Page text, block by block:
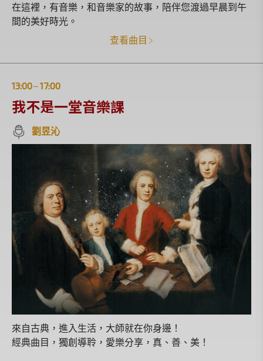
在這裡，有音樂，和音樂家的故事，陪伴您渡過早晨到午
間的美好時光。
查看曲目
13:00 17:00
我不是一堂音樂課
劉昱沁
來自古典，進入生活，大師就在你身邊！
經典曲目，獨創導聆，愛樂分享，真、善、美！